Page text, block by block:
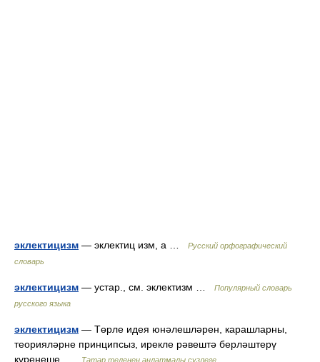
эклектицизм — эклектиц изм, а …
Русский орфографический
словарь
эклектицизм — устар., см. эклектизм …
Популярный словарь
русского языка
эклектицизм — Төрле идея юнәлешләрен, карашларны,
теорияләрне принципсыз, ирекле рәвештә берләштерү
күренеше …
Татар теленең аңлатмалы сүзлеге